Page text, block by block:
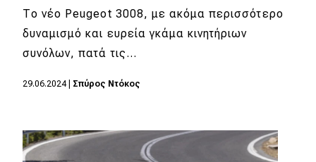
Το νέο Peugeot 3008, με ακόμα περισσότερο
δυναμισμό και ευρεία γκάμα κινητήριων
συνόλων, πατά τις…
29.06.2024| Σπύρος Ντόκος